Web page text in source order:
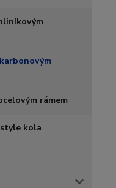
rámem
kola